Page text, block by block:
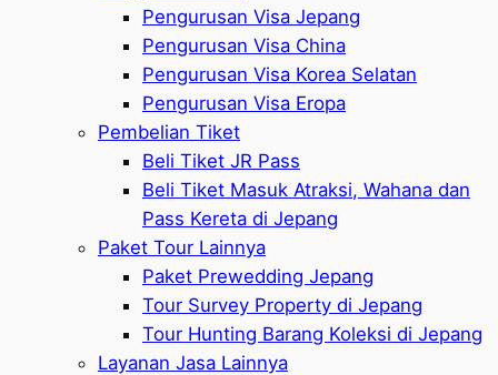
Pengurusan Visa Jepang
Pengurusan Visa China
Pengurusan Visa Korea Selatan
Pengurusan Visa Eropa
Pembelian Tiket
Beli Tiket JR Pass
Beli Tiket Masuk Atraksi, Wahana dan
Pass Kereta di Jepang
Paket Tour Lainnya
Paket Prewedding Jepang
Tour Survey Property di Jepang
Tour Hunting Barang Koleksi di Jepang
Layanan Jasa Lainnya